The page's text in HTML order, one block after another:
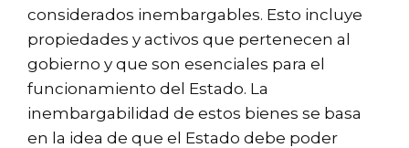
considerados inembargables. Esto incluye
propiedades y activos que pertenecen al
gobierno y que son esenciales para el
funcionamiento del Estado. La
inembargabilidad de estos bienes se basa
en la idea de que el Estado debe poder